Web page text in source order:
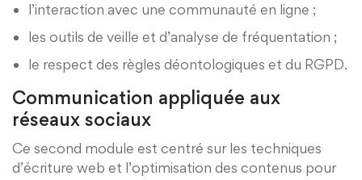
l’interaction avec une communauté en ligne ;
les outils de veille et d’analyse de fréquentation ;
le respect des règles déontologiques et du RGPD.
Communication appliquée aux
réseaux sociaux
Ce second module est centré sur les techniques
d’écriture web et l’optimisation des contenus pour